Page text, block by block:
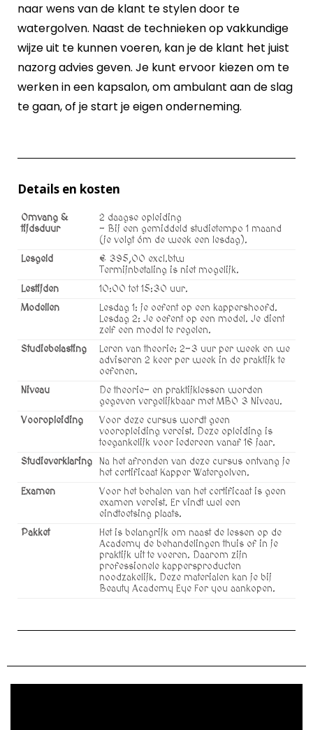
naar wens van de klant te stylen door te
watergolven. Naast de technieken op vakkundige
wijze uit te kunnen voeren, kan je de klant het juist
nazorg advies geven. Je kunt ervoor kiezen om te
werken in een kapsalon, om ambulant aan de slag
te gaan, of je start je eigen onderneming.
Details en kosten
Omvang &
tijdsduur
2 daagse opleiding
- Bij een gemiddeld studietempo 1 maand
(je volgt óm de week een lesdag).
Lesgeld
€ 395,00 excl.btw
Termijnbetaling is niet mogelijk.
Lestijden
10:00 tot 15:30 uur.
Modellen
Lesdag 1: je oefent op een kappershoofd.
Lesdag 2: Je oefent op een model. Je dient
zelf een model te regelen.
Studiebelasting
Leren van theorie: 2-3 uur per week en we
adviseren 2 keer per week in de praktijk te
oefenen.
Niveau
De theorie- en praktijklessen worden
gegeven vergelijkbaar met MBO 3 Niveau.
Vooropleiding
Voor deze cursus wordt geen
vooropleiding vereist. Deze opleiding is
toegankelijk voor iedereen vanaf 16 jaar.
Studieverklaring
Na het afronden van deze cursus ontvang je
het certificaat Kapper Watergolven.
Examen
Voor het behalen van het certificaat is geen
examen vereist. Er vindt wel een
eindtoetsing plaats.
Pakket
Het is belangrijk om naast de lessen op de
Academy de behandelingen thuis of in je
praktijk uit te voeren. Daarom zijn
professionele kappersproducten
noodzakelijk. Deze materialen kan je bij
Beauty Academy Eye For you aankopen.